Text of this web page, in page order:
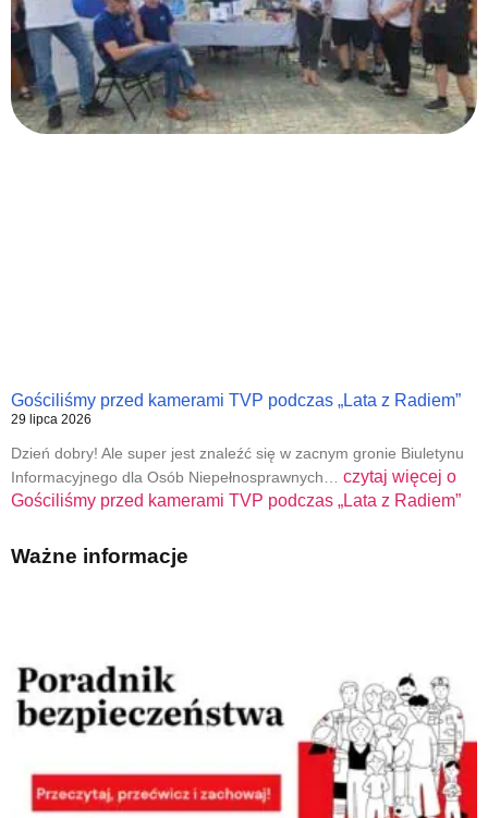
Gościliśmy przed kamerami TVP podczas „Lata z Radiem”
29 lipca 2026
Dzień dobry! Ale super jest znaleźć się w zacnym gronie Biuletynu
Informacyjnego dla Osób Niepełnosprawnych… czytaj więcej o
Gościliśmy przed kamerami TVP podczas „Lata z Radiem”
Ważne informacje